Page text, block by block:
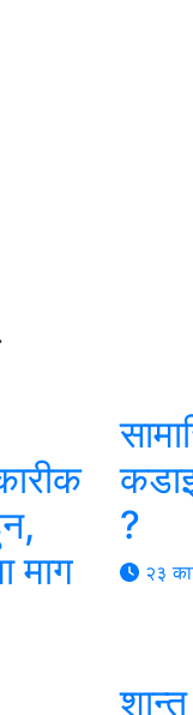
माग
?
२३